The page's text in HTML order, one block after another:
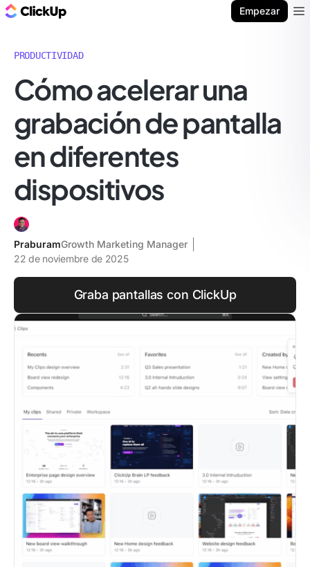
Empezar
PRODUCTIVIDAD
Cómo acelerar una
grabación de pantalla
en diferentes
dispositivos
PraburamGrowth Marketing Manager
22 de noviembre de 2025
Graba pantallas con ClickUp